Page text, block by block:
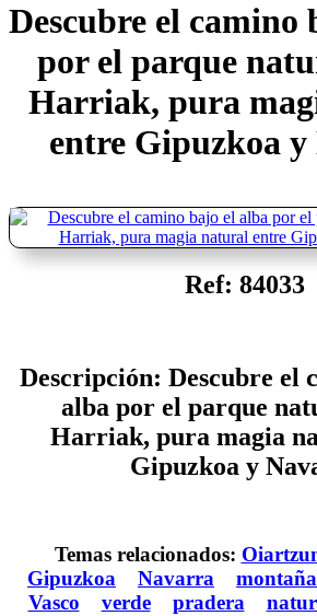
Descubre el camino
por el parque
Harriak, pura
entre Gipuzkoa
Ref: 84033
Descripción: Descubre el
alba por el parque
Harriak, pura magia
Gipuzkoa y
Temas relacionados:
Gipuzkoa
Navarra montaña
Vasco
verde pradera